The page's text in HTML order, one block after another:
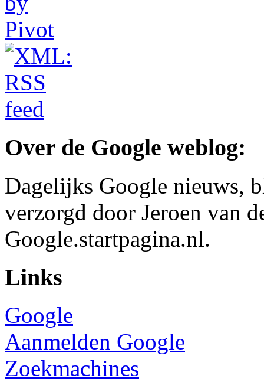
Over de Google weblog:
Dagelijks Google nieuws,
verzorgd door Jeroen van
Google.startpagina.nl.
Links
Google
Aanmelden Google
Zoekmachines